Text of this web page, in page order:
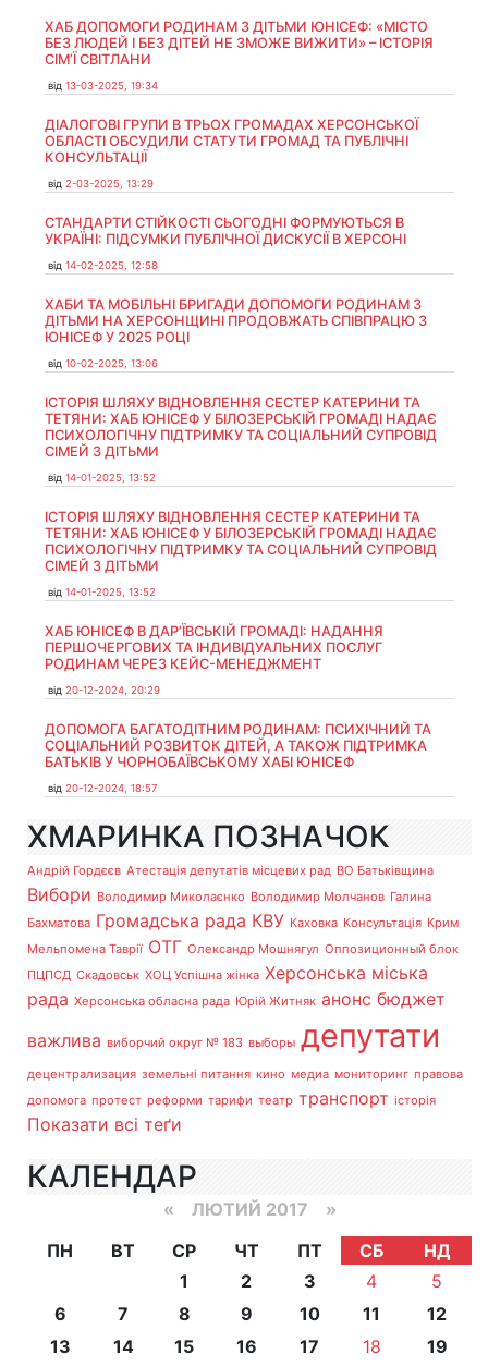
ХАБ ДОПОМОГИ РОДИНАМ З ДІТЬМИ ЮНІСЕФ: «МІСТО
БЕЗ ЛЮДЕЙ І БЕЗ ДІТЕЙ НЕ ЗМОЖЕ ВИЖИТИ» – ІСТОРІЯ
СІМʼЇ СВІТЛАНИ
від 13-03-2025, 19:34
ДІАЛОГОВІ ГРУПИ В ТРЬОХ ГРОМАДАХ ХЕРСОНСЬКОЇ
ОБЛАСТІ ОБСУДИЛИ СТАТУТИ ГРОМАД ТА ПУБЛІЧНІ
КОНСУЛЬТАЦІЇ
від 2-03-2025, 13:29
СТАНДАРТИ СТІЙКОСТІ СЬОГОДНІ ФОРМУЮТЬСЯ В
УКРАЇНІ: ПІДСУМКИ ПУБЛІЧНОЇ ДИСКУСІЇ В ХЕРСОНІ
від 14-02-2025, 12:58
ХАБИ ТА МОБІЛЬНІ БРИГАДИ ДОПОМОГИ РОДИНАМ З
ДІТЬМИ НА ХЕРСОНЩИНІ ПРОДОВЖАТЬ СПІВПРАЦЮ З
ЮНІСЕФ У 2025 РОЦІ
від 10-02-2025, 13:06
ІСТОРІЯ ШЛЯХУ ВІДНОВЛЕННЯ СЕСТЕР КАТЕРИНИ ТА
ТЕТЯНИ: ХАБ ЮНІСЕФ У БІЛОЗЕРСЬКІЙ ГРОМАДІ НАДАЄ
ПСИХОЛОГІЧНУ ПІДТРИМКУ ТА СОЦІАЛЬНИЙ СУПРОВІД
СІМЕЙ З ДІТЬМИ
від 14-01-2025, 13:52
ІСТОРІЯ ШЛЯХУ ВІДНОВЛЕННЯ СЕСТЕР КАТЕРИНИ ТА
ТЕТЯНИ: ХАБ ЮНІСЕФ У БІЛОЗЕРСЬКІЙ ГРОМАДІ НАДАЄ
ПСИХОЛОГІЧНУ ПІДТРИМКУ ТА СОЦІАЛЬНИЙ СУПРОВІД
СІМЕЙ З ДІТЬМИ
від 14-01-2025, 13:52
ХАБ ЮНІСЕФ В ДАР’ЇВСЬКІЙ ГРОМАДІ: НАДАННЯ
ПЕРШОЧЕРГОВИХ ТА ІНДИВІДУАЛЬНИХ ПОСЛУГ
РОДИНАМ ЧЕРЕЗ КЕЙС-МЕНЕДЖМЕНТ
від 20-12-2024, 20:29
ДОПОМОГА БАГАТОДІТНИМ РОДИНАМ: ПСИХІЧНИЙ ТА
СОЦІАЛЬНИЙ РОЗВИТОК ДІТЕЙ, А ТАКОЖ ПІДТРИМКА
БАТЬКІВ У ЧОРНОБАЇВСЬКОМУ ХАБІ ЮНІСЕФ
від 20-12-2024, 18:57
ХМАРИНКА ПОЗНАЧОК
Андрій Гордєєв Атестація депутатів місцевих рад ВО Батьківщина
Вибори Володимир Миколаєнко Володимир Молчанов Галина
Бахматова Громадська рада КВУ Каховка Консультація Крим
Мельпомена Таврії ОТГ Олександр Мошнягул Оппозиционный блок
ПЦПСД Скадовськ ХОЦ Успішна жінка Херсонська міська
рада Херсонська обласна рада Юрій Житняк анонс бюджет
важлива виборчий округ № 183 выборы депутати
децентрализация земельні питання кино медиа мониторинг правова
допомога протест реформи тарифи театр транспорт історія
Показати всі теґи
КАЛЕНДАР
« ЛЮТИЙ 2017 »
ПН
ВТ СР ЧТ ПТ СБ
НД
1
2 3 4
5
6
7 8 9 10 11
12
13
14 15 16 17 18
19